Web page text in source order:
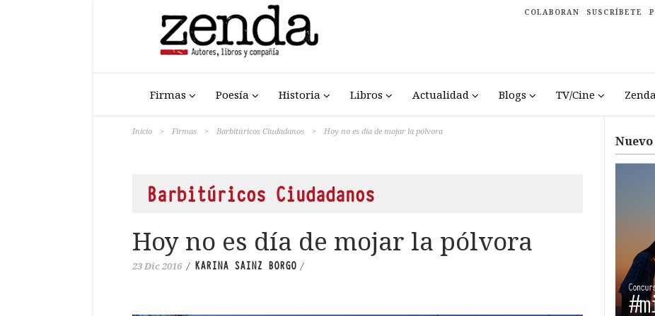
COLABORAN SUSCRÍBETE
Firmas Poesía Historia Libros Actualidad Blogs TV/Cine
Inicio > Firmas > Barbitúricos Ciudadanos > Hoy no es día de mojar la pólvora
Barbitúricos Ciudadanos
Hoy no es día de mojar la pólvora
23 Dic 2016 / KARINA SAINZ BORGO /